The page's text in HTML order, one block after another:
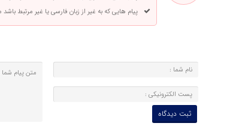
پیام هایی که به غیر از زبان فارسی یا غیر مرتبط